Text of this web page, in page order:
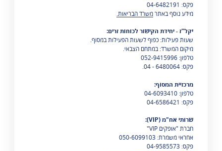
פקס: 04-6482191
מידע נוסף באתר משרד הבריאות.
יקל"ז - יחידת הקישור לכוחות זרים:
שעות פעילות: כפוף לשעות הפעילות במסוף.
מיקום המשרד: במתחם הצבאי.
טלפון: 052-9415996
פקס: 6480064 - 04.
מרכזיית המסוף:
טלפון: 04-6093410
פקס: 04-6586421
שרותי אח"מ (VIP):
חברת "אופקים VIP"
אחראי משמרת: 050-6099103
פקס: 04-9585573